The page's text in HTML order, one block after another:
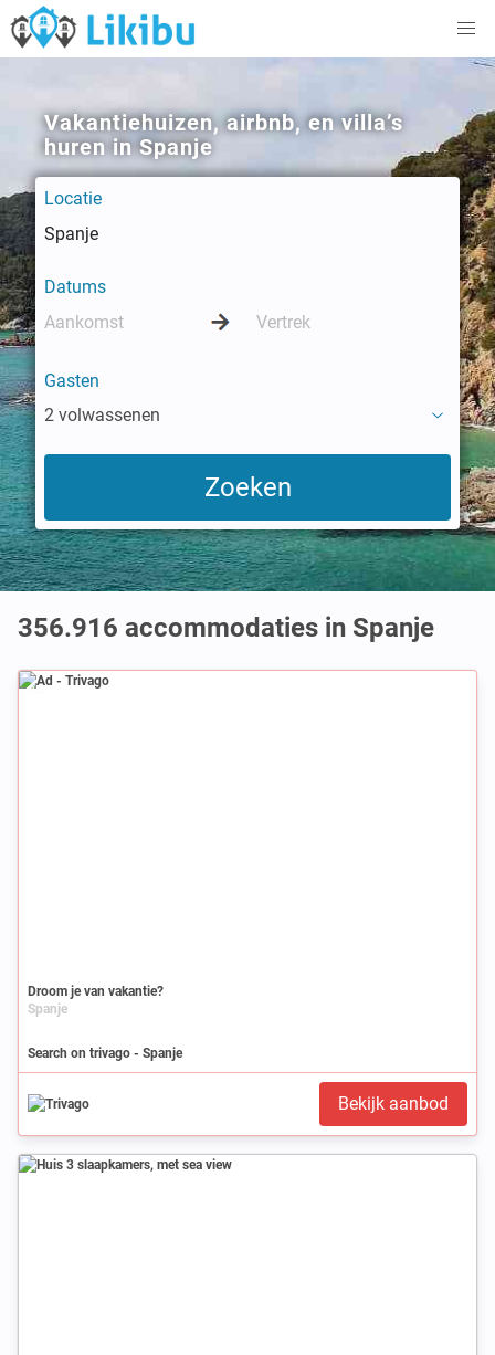
Vakantiehuizen, airbnb, en villa’s
huren in Spanje
Locatie
Datums
Gasten
2 volwassenen
356.916 accommodaties in Spanje
Ad
Droom je van vakantie?
Spanje
Search on trivago - Spanje
Bekijk aanbod